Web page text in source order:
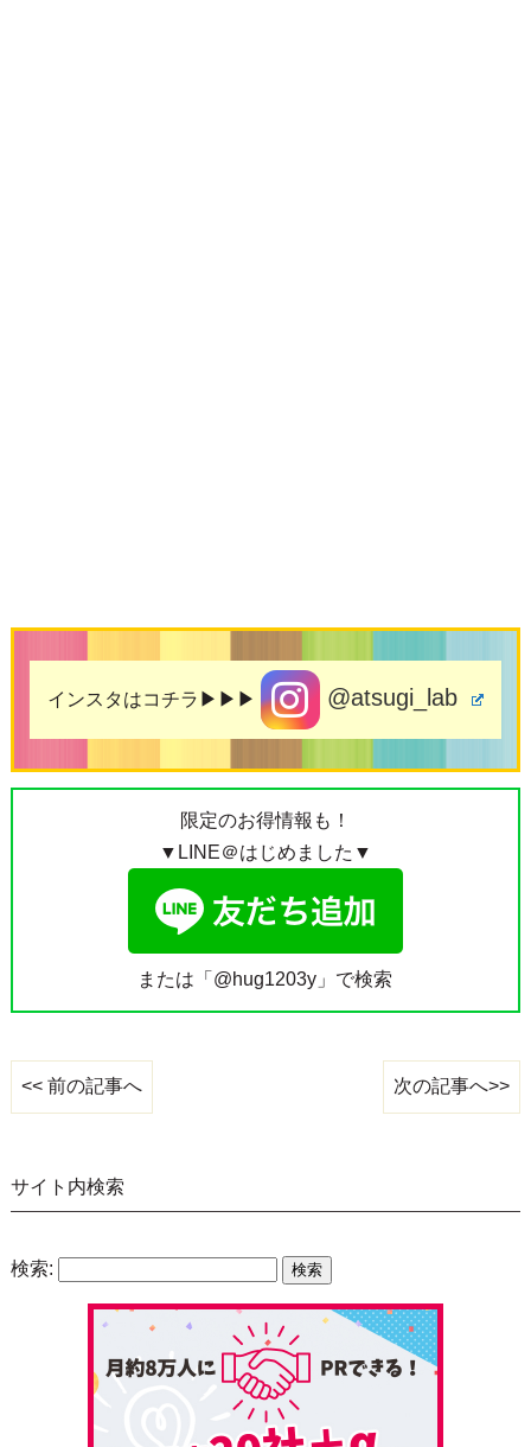
インスタはコチラ▶▶▶ @atsugi_lab
限定のお得情報も！
▼LINE＠はじめました▼
または「@hug1203y」で検索
<< 前の記事へ 次の記事へ>>
サイト内検索
検索: